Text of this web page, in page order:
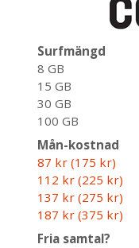
Surfmängd
8 GB
15 GB
30 GB
100 GB
Mån-kostnad
87 kr (175 kr)
112 kr (225 kr)
137 kr (275 kr)
187 kr (375 kr)
Fria samtal?